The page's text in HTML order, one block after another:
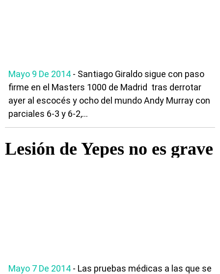
Mayo 9 De 2014 - Santiago Giraldo sigue con paso
firme en el Masters 1000 de Madrid tras derrotar
ayer al escocés y ocho del mundo Andy Murray con
parciales 6-3 y 6-2,...
Lesión de Yepes no es grave
Mayo 7 De 2014 - Las pruebas médicas a las que se